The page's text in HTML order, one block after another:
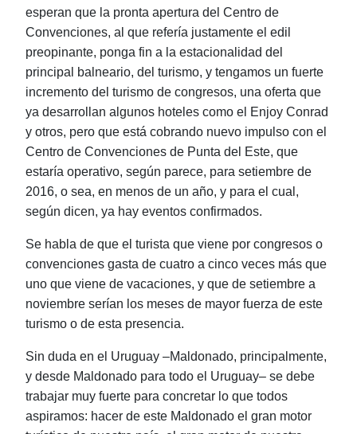
esperan que la pronta apertura del Centro de
Convenciones, al que refería justamente el edil
preopinante, ponga fin a la estacionalidad del
principal balneario, del turismo, y tengamos un fuerte
incremento del turismo de congresos, una oferta que
ya desarrollan algunos hoteles como el Enjoy Conrad
y otros, pero que está cobrando nuevo impulso con el
Centro de Convenciones de Punta del Este, que
estaría operativo, según parece, para setiembre de
2016, o sea, en menos de un año, y para el cual,
según dicen, ya hay eventos confirmados.
Se habla de que el turista que viene por congresos o
convenciones gasta de cuatro a cinco veces más que
uno que viene de vacaciones, y que de setiembre a
noviembre serían los meses de mayor fuerza de este
turismo o de esta presencia.
Sin duda en el Uruguay ‒Maldonado, principalmente,
y desde Maldonado para todo el Uruguay‒ se debe
trabajar muy fuerte para concretar lo que todos
aspiramos: hacer de este Maldonado el gran motor